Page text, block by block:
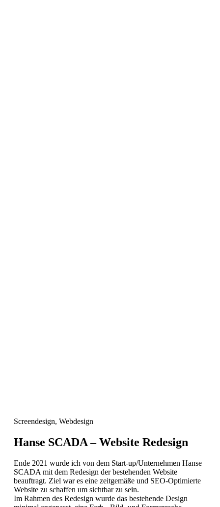
Screendesign, Webdesign
Hanse SCADA – Website Redesign
Ende 2021 wurde ich von dem Start-up/Unternehmen Hanse
SCADA mit dem Redesign der bestehenden Website
beauftragt. Ziel war es eine zeitgemäße und SEO-Optimierte
Website zu schaffen um sichtbar zu sein.
Im Rahmen des Redesign wurde das bestehende Design